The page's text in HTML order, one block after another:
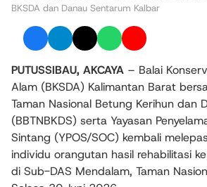
BKSDA dan Danau Sentarum Kalbar
PUTUSSIBAU, AKCAYA – Balai
Alam (BKSDA) Kalimantan Barat
Taman Nasional Betung Kerihun dan
(BBTNBKDS) serta Yayasan
Sintang (YPOS/SOC) kembali
individu orangutan hasil rehabilitasi
di Sub-DAS Mendalam, Taman